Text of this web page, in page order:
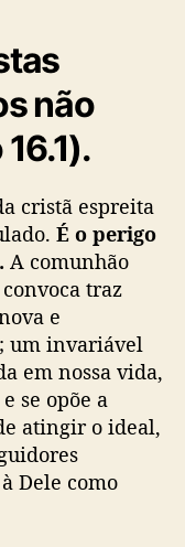
não
cristã espreita
É o perigo
A comunhão
traz
e
um invariável
em nossa vida,
se opõe a
atingir o ideal,
Dele como